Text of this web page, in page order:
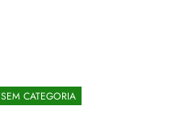
SEM CATEGORIA